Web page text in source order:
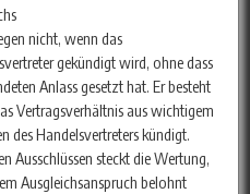
nicht, wenn das
gekündigt wird, ohne dass
Anlass gesetzt hat. Er besteht
Vertragsverhältnis aus wichtigem
des Handelsvertreters kündigt.
Ausschlüssen steckt die Wertung,
Ausgleichsanspruch belohnt